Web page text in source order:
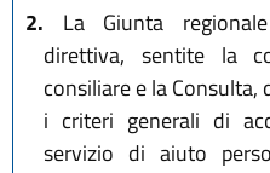
2. La Giunta
direttiva, sentite la
consiliare e la Consulta,
i criteri generali di
servizio di aiuto